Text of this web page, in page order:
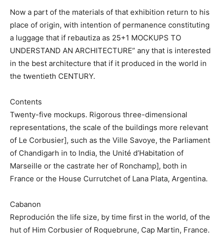
Now a part of the materials of that exhibition return to his
place of origin, with intention of permanence constituting
a luggage that if rebautiza as 25+1 MOCKUPS TO
UNDERSTAND AN ARCHITECTURE” any that is interested
in the best architecture that if it produced in the world in
the twentieth CENTURY.
Contents
Twenty-five mockups. Rigorous three-dimensional
representations, the scale of the buildings more relevant
of Le Corbusier], such as the Ville Savoye, the Parliament
of Chandigarh in to India, the Unité d’Habitation of
Marseille or the castrate her of Ronchamp], both in
France or the House Currutchet of Lana Plata, Argentina.
Cabanon
Reprodución the life size, by time first in the world, of the
hut of Him Corbusier of Roquebrune, Cap Martin, France.